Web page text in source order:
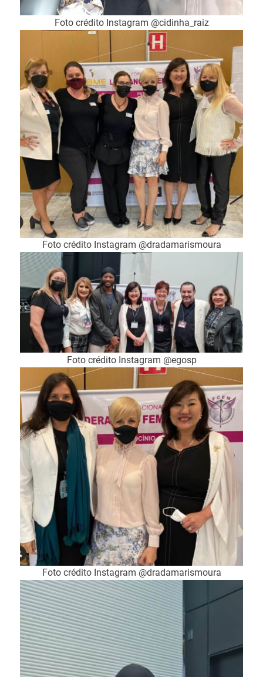
Foto crédito Instagram @cidinha_raiz
Foto crédito Instagram @dradamarismoura
Foto crédito Instagram @egosp
Foto crédito Instagram @dradamarismoura